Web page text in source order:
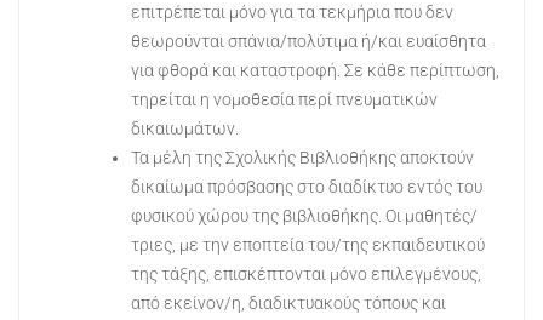
επιτρέπεται μόνο για τα τεκμήρια που δεν
θεωρούνται σπάνια/πολύτιμα ή/και ευαίσθητα
για φθορά και καταστροφή. Σε κάθε περίπτωση,
τηρείται η νομοθεσία περί πνευματικών
δικαιωμάτων.
Τα μέλη της Σχολικής Βιβλιοθήκης αποκτούν
δικαίωμα πρόσβασης στο διαδίκτυο εντός του
φυσικού χώρου της βιβλιοθήκης. Οι μαθητές/
τριες, με την εποπτεία του/της εκπαιδευτικού
της τάξης, επισκέπτονται μόνο επιλεγμένους,
από εκείνον/η, διαδικτυακούς τόπους και